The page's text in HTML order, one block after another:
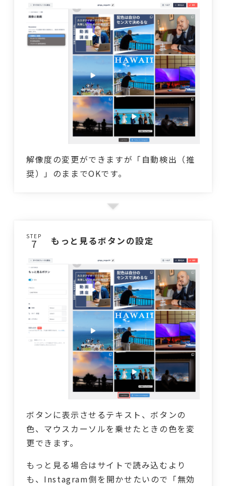
解像度の変更ができますが「自動検出（推
奨）」のままでOKです。
STEP もっと見るボタンの設定
ボタンに表示させるテキスト、ボタンの
色、マウスカーソルを乗せたときの色を変
更できます。
もっと見る場合はサイトで読み込むより
も、Instagram側を開かせたいので「無効